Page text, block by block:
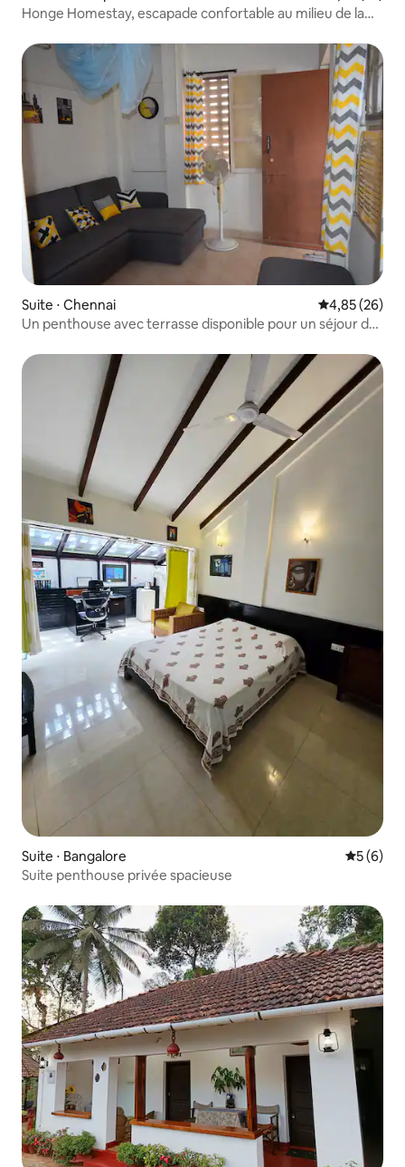
Honge Homestay, escapade confortable au milieu de la
Suite ⋅ Chennai Évaluation
4,85 (26)
Un penthouse avec terrasse disponible pour un séjour de
Suite ⋅ Bangalore
5 (6)
Suite penthouse privée spacieuse